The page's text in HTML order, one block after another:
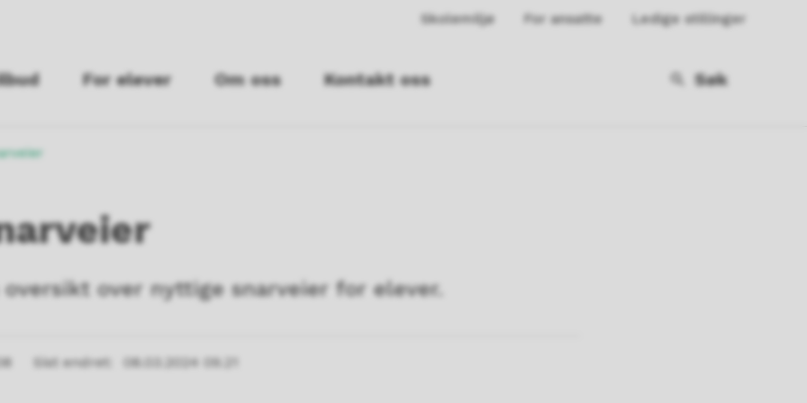
Skolemiljø For ansatte Ledige stillinger
For elever Om oss Kontakt oss Søk
over nyttige snarveier for elever.
Sist endret 08.03.2024 09.21